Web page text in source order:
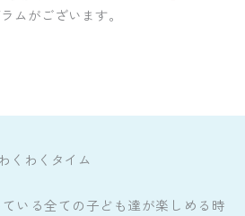
ムがございます。
わくわくタイム
いる全ての子ども達が楽しめる時